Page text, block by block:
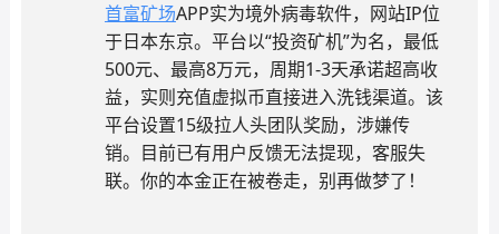
首富矿场APP实为境外病毒软件，网站IP位
于日本东京。平台以“投资矿机”为名，最低
500元、最高8万元，周期1-3天承诺超高收
益，实则充值虚拟币直接进入洗钱渠道。该
平台设置15级拉人头团队奖励，涉嫌传
销。目前已有用户反馈无法提现，客服失
联。你的本金正在被卷走，别再做梦了！